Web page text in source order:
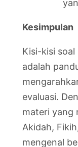
Kesimpulan
Kisi-kisi soal
adalah
evaluasi.
materi yang
Akidah,
mengenal